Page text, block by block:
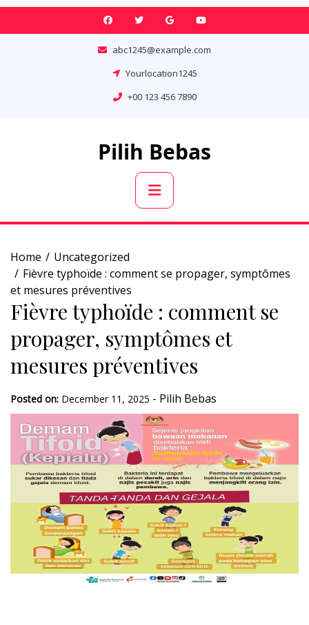
Skip
abc1245@example.com
Yourlocation1245
+00 123 456 7890
Pilih Bebas
Primary
Menu
Home
Uncategorized
Fièvre typhoïde : comment se propager, symptômes
et mesures préventives
Fièvre typhoïde : comment se
propager, symptômes et
mesures préventives
Posted on: December 11, 2025 - Pilih Bebas